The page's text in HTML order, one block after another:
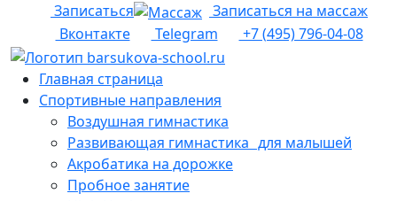
Записаться
Записаться на массаж
Вконтакте
Telegram +7 (495) 796-04-08
Главная страница
Спортивные направления
Воздушная гимнастика
Развивающая гимнастика для малышей
Акробатика на дорожке
Пробное занятие